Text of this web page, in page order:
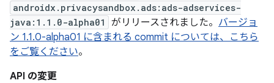
androidx.privacysandbox.ads:ads-adservices-
java:1.1.0-alpha01
がリリースされました。 バージョ
ン 1.1.0-alpha01 に含まれる commit については、こちら
をご覧ください。
API の変更